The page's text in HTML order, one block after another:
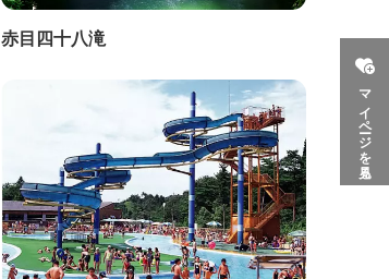
マイページを見る
赤目四十八滝